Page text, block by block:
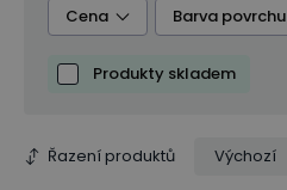
Cena Barva povrchu
Produkty skladem
Řazení produktů Výchozí